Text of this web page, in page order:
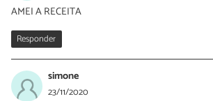
AMEI A RECEITA
Responder
simone
23/11/2020